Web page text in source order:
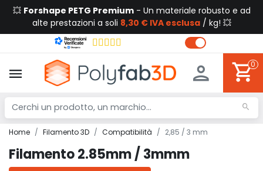
💥 Forshape PETG Premium- Un materiale robusto e ad
alte prestazioni a soli 8,30 € IVA esclusa/ kg! 💥
0
Home Filamento 3D Compatibilità 2,85 / 3 mm
Filamento 2.85mm / 3mmm